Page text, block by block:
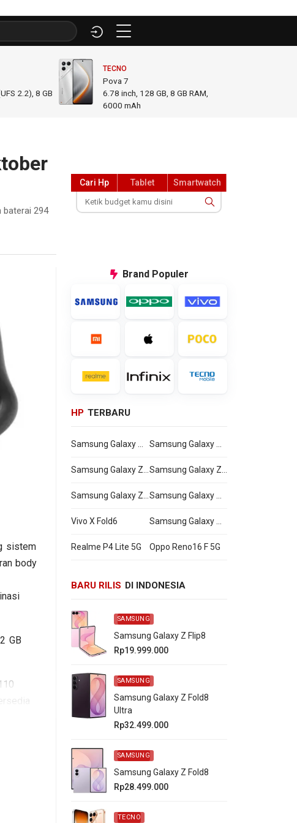
2.2), 8 GB
TECNO
Pova 7
6.78 inch, 128 GB, 8 GB RAM
6000 mAh
baterai 294
Cari Hp Tablet Smartwatch
sistem
body
GB
Brand Populer
HP TERBARU
Vivo X Fold6
Realme P4 Lite 5G Oppo Reno16 F 5G
BARU RILIS DI INDONESIA
SAMSUNG
Samsung Galaxy Z Flip8
Rp19.999.000
SAMSUNG
Samsung Galaxy Z Fold8
Ultra
Rp32.499.000
SAMSUNG
Samsung Galaxy Z Fold8
Rp28.499.000
TECNO